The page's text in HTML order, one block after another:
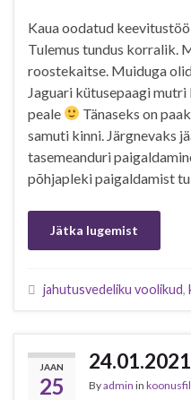
Kaua oodatud
Tulemus tundus korralik.
roostekaitse. Muiduga
Jaguari kütusepaagi
peale
Tänaseks on
samuti kinni. Järgnevaks
tasemeanduri
põhjapleki paigaldamist
Jätka lugemist
jahutusvedeliku voolikud,
JAAN
25
24.01.2021
Byadmin in